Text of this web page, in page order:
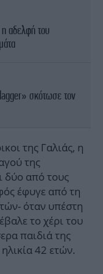
αδελφή του
σκότωσε τον
της Γαλιάς, η
της
δύο από τους
έφυγε από τη
όταν υπέστη
το χέρι του
παιδιά της
42 ετών.